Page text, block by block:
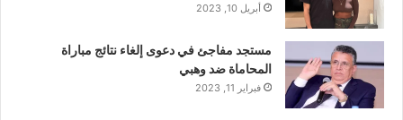
أبريل 10, 2023
مستجد مفاجئ في دعوى إلغاء نتائج مباراة
المحاماة ضد وهبي
فبراير 11, 2023